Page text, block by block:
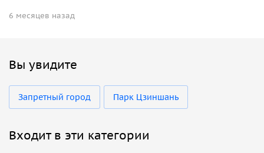
6 месяцев назад
Вы увидите
Запретный город Парк Цзиншань
Входит в эти категории